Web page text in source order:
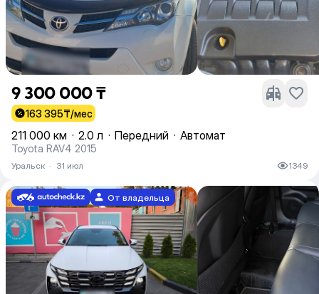
9 300 000 ₸
163 395₸/мес
211 000 км · 2.0 л · Передний · Автомат
Toyota RAV4 2015
Уральск · 31 июл 1349
От владельца